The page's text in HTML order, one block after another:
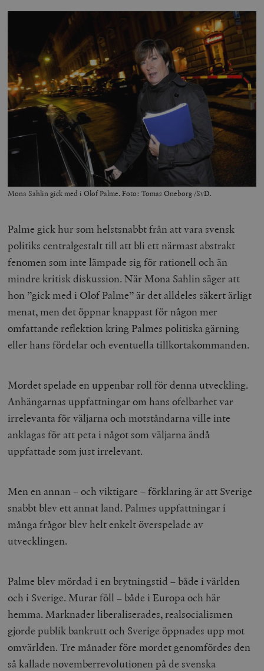
Mona Sahlin gick med i Olof Palme. Foto: Tomas Oneborg /SvD.
Palme gick hur som helstsnabbt från att vara svensk
politiks centralgestalt till att bli ett närmast abstrakt
fenomen som inte lämpade sig för rationell och än
mindre kritisk diskussion. När Mona Sahlin säger att
hon ”gick med i Olof Palme” är det alldeles säkert ärligt
menat, men det öppnar knappast för någon mer
omfattande reflektion kring Palmes politiska gärning
eller hans fördelar och eventuella tillkortakommanden.
Mordet spelade en uppenbar roll för denna utveckling.
Anhängarnas uppfattningar om hans ofelbarhet var
irrelevanta för väljarna och motståndarna ville inte
anklagas för att peta i något som väljarna ändå
uppfattade som just irrelevant.
Men en annan – och viktigare – förklaring är att Sverige
snabbt blev ett annat land. Palmes uppfattningar i
många frågor blev helt enkelt överspelade av
utvecklingen.
Palme blev mördad i en brytningstid – både i världen
och i Sverige. Murar föll – både i Europa och här
hemma. Marknader liberaliserades, realsocialismen
gjorde publik bankrutt och Sverige öppnades upp mot
omvärlden. Tre månader före mordet genomfördes den
så kallade novemberrevolutionen på de svenska